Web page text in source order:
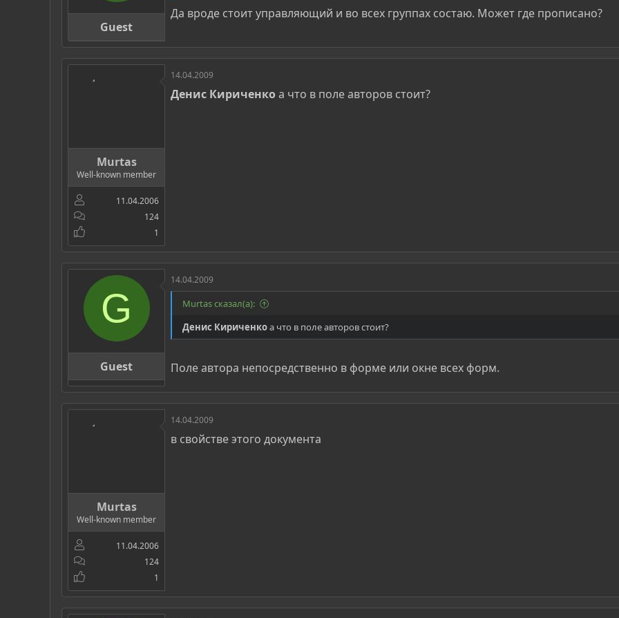
Guest
Да вроде стоит управляющий и во всех группах состаю. Может где прописано?
Murtas
Well-known member
11.04.2006
124
1
14.04.2009
Денис Кириченкоа что в поле авторов стоит?
G
Guest
14.04.2009
Murtas сказал(а):
Денис Кириченкоа что в поле авторов стоит?
Поле автора непосредственно в форме или окне всех форм.
Murtas
Well-known member
11.04.2006
124
1
14.04.2009
в свойстве этого документа